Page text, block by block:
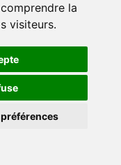
la
visiteurs.